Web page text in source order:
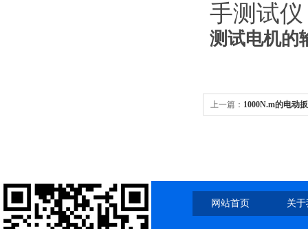
手测试仪
测试电机的
上一篇： 1000N.m的电动
网站首页 关